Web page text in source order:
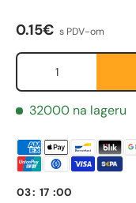
Fornavn
Etternavn *
E-post
Redovna cijena
0.15€ s PDV-om
Količina
32000 na lageru
03: 17 :00